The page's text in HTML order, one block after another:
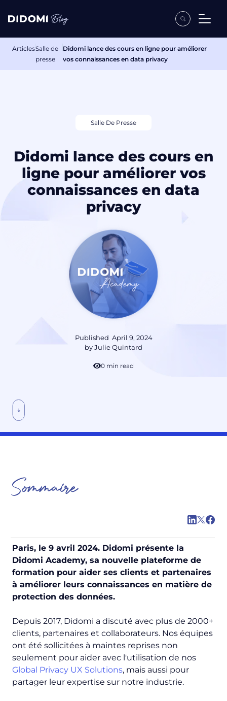
ArticlesSalle de
presse
Didomi lance des cours en ligne pour améliorer
vos connaissances en data privacy
Salle De Presse
Didomi lance des cours en
ligne pour améliorer vos
connaissances en data
privacy
Published April 9, 2024
byJulie Quintard
10 min read
Sommaire
Paris, le 9 avril 2024. Didomi présente la
Didomi Academy, sa nouvelle plateforme de
formation pour aider ses clients et partenaires
à améliorer leurs connaissances en matière de
protection des données.
Depuis 2017, Didomi a discuté avec plus de 2000+
clients, partenaires et collaborateurs. Nos équipes
ont été sollicitées à maintes reprises non
seulement pour aider avec l'utilisation de nos
Global Privacy UX Solutions, mais aussi pour
partager leur expertise sur notre industrie.